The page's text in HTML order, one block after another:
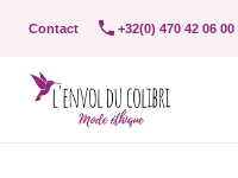
Contact +32(0) 470 42 06 00